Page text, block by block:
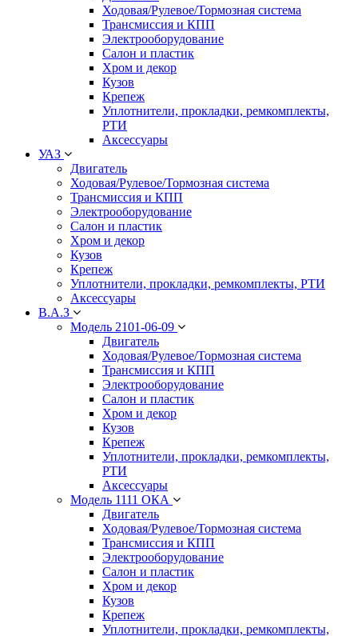
Ходовая/Рулевое/Тормозная система
Трансмиссия и КПП
Электрооборудование
Салон и пластик
Хром и декор
Кузов
Крепеж
Уплотнители, прокладки, ремкомплекты,
РТИ
Аксессуары
УАЗ
Двигатель
Ходовая/Рулевое/Тормозная система
Трансмиссия и КПП
Электрооборудование
Салон и пластик
Хром и декор
Кузов
Крепеж
Уплотнители, прокладки, ремкомплекты, РТИ
Аксессуары
В.А.З
Модель 2101-06-09
Двигатель
Ходовая/Рулевое/Тормозная система
Трансмиссия и КПП
Электрооборудование
Салон и пластик
Хром и декор
Кузов
Крепеж
Уплотнители, прокладки, ремкомплекты,
РТИ
Аксессуары
Модель 1111 ОКА
Двигатель
Ходовая/Рулевое/Тормозная система
Трансмиссия и КПП
Электрооборудование
Салон и пластик
Хром и декор
Кузов
Крепеж
Уплотнители, прокладки, ремкомплекты,